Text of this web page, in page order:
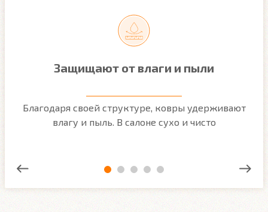
Защищают от влаги и пыли
Благодаря своей структуре, ковры удерживают
влагу и пыль. В салоне сухо и чисто